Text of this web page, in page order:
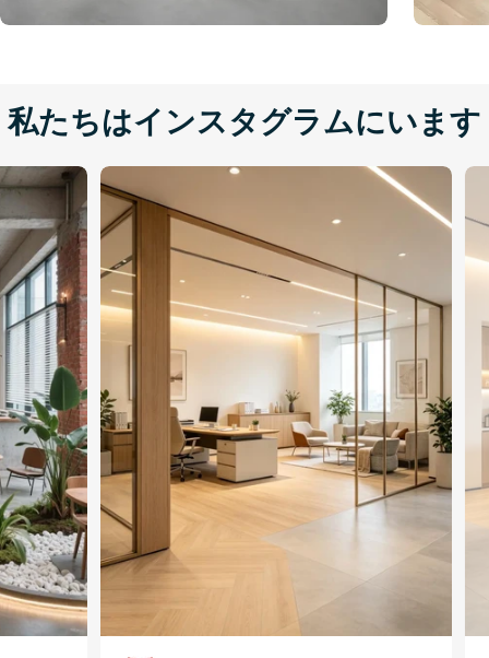
私たちはインスタグラムにいます